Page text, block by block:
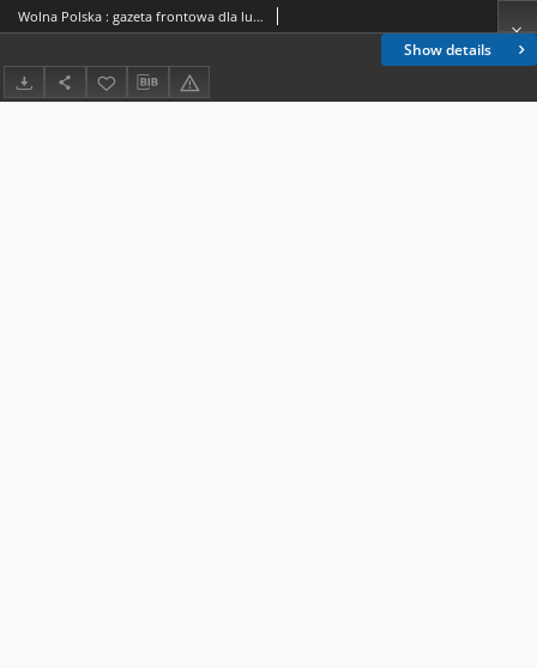
Show details
Wolna Polska : gazeta frontowa dla ludności Polski 1945.01.28 nr 12